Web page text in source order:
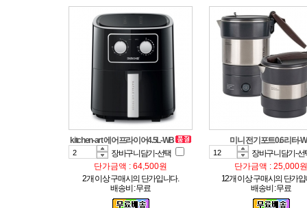
kitchen-art 에어프라이어4.5L-WB
장바구니담기-선택
단가금액 : 64,500원
2개 이상 구매시의 단가입니다.
배송비 : 무료
미니 전기포트0.6리터-
장바구니담기-
단가금액 : 25,000원
12개 이상 구매시의 단가입
배송비 : 무료